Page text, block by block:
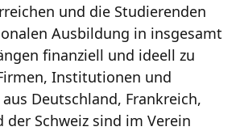
und die Studierenden
Ausbildung in insgesamt
finanziell und ideell zu
Institutionen und
Deutschland, Frankreich,
der Schweiz sind im Verein